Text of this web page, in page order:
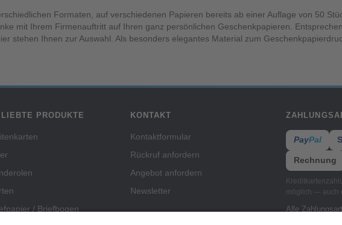
Formaten, auf verschiedenen Papieren bereits ab einer Auflage von 50
mit Ihrem Firmenauftritt auf Ihren ganz persönlichen Geschenkpapieren.
stehen Ihnen zur Auswahl. Als besonders elegantes Material zum
PRODUKTE
/ Briefbogen
KONTAKT
Kontaktformular
Rückruf anfordern
Angebot anfordern
Newsletter
PayPal
Rechnung
möglich — auch
Alle